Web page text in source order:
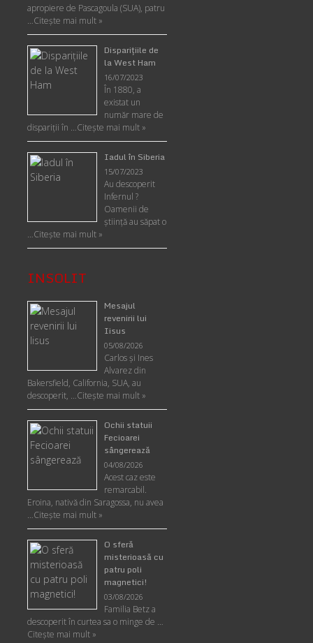
apropiere de Pascagoula (SUA), patru
…Citește mai mult »
Disparițiile de
la West Ham
16/07/2023
În 1880, a
existat un
număr mare de
dispariții în …Citește mai mult »
Iadul în Siberia
15/07/2023
Au descoperit
Infernul ?
Oamenii de
ştiinţă au săpat o
…Citește mai mult »
INSOLIT
Mesajul
revenirii lui
Iisus
05/08/2026
Carlos şi Ines
Alvarez din
Bakersfield, California, SUA, au
descoperit, …Citeşte mai mult »
Ochii statuii
Fecioarei
sângerează
04/08/2026
Acest caz este
remarcabil.
Eroina, nativă din Saragossa, nu avea
…Citeşte mai mult »
O sferă
misterioasă cu
patru poli
magnetici!
03/08/2026
Familia Betz a
descoperit în curtea sa o minge de …
Citeşte mai mult »